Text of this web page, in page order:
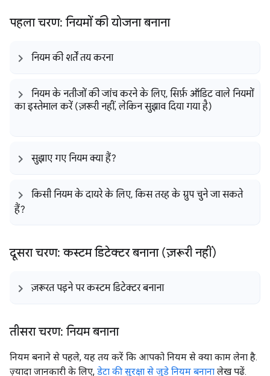
पहला चरण: नियमों की योजना बनाना
नियम की शर्तें तय करना
नियम के नतीजों की जांच करने के लिए, सिर्फ़ ऑडिट वाले नियमों
का इस्तेमाल करें (ज़रूरी नहीं,लेकिन सुझाव दिया गया है)
सुझाए गए नियम क्या हैं?
किसी नियम के दायरे के लिए, किस तरह के ग्रुप चुने जा सकते
हैं?
दूसरा चरण: कस्टम डिटेक्टर बनाना (ज़रूरी नहीं)
ज़रूरत पड़ने पर कस्टम डिटेक्टर बनाना
तीसरा चरण: नियम बनाना
नियम बनाने से पहले, यह तय करें कि आपको नियम से क्या काम लेना है.
ज़्यादा जानकारी के लिए, डेटा की सुरक्षा से जुड़े नियम बनाना लेख पढ़ें.